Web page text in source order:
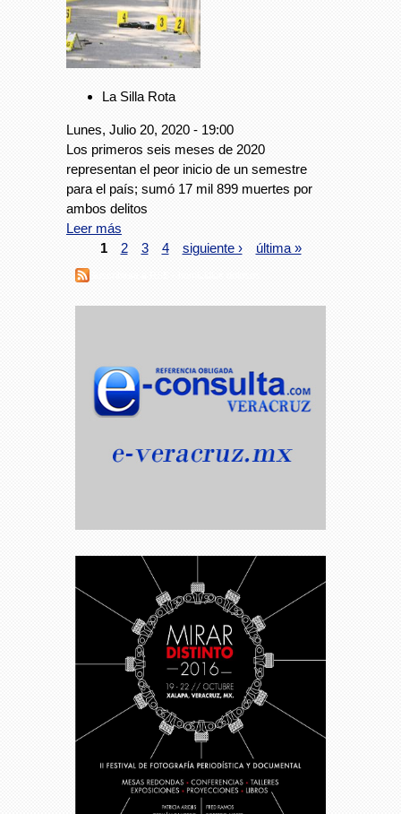
La Silla Rota
Lunes, Julio 20, 2020 - 19:00
Los primeros seis meses de 2020
representan el peor inicio de un semestre
para el país; sumó 17 mil 899 muertes por
ambos delitos
Leer más
1
2 3 4 siguiente › última »